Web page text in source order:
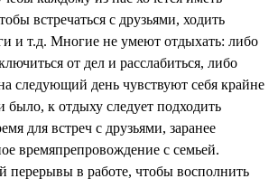
встречаться с друзьями, ходить
и т.д. Многие не умеют отдыхать: либо
от дел и расслабиться, либо
следующий день чувствуют себя крайне
к отдыху следует подходить
для встреч с друзьями, заранее
времяпрепровождение с семьей.
перерывы в работе, чтобы восполнить